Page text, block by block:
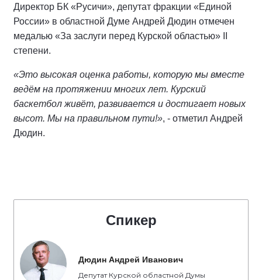
Директор БК «Русичи», депутат фракции «Единой
России» в областной Думе Андрей Дюдин отмечен
медалью «За заслуги перед Курской областью» II
степени.
«Это высокая оценка работы, которую мы вместе
ведём на протяжении многих лет. Курский
баскетбол живёт, развивается и достигает новых
высот. Мы на правильном пути!», - отметил Андрей
Дюдин.
Спикер
Дюдин Андрей Иванович
Депутат Курской областной Думы